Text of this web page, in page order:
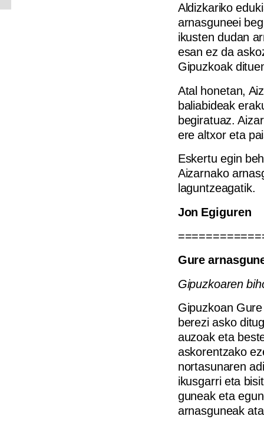
Aldizkariko
arnasguneei
ikusten dudan
esan ez da
Gipuzkoak
Atal honetan,
baliabideak
begiratuaz.
ere altxor eta
Eskertu egin
Aizarnako
laguntzeagatik.
Jon Egiguren
Gure
Gipuzkoaren
Gipuzkoan
berezi asko
auzoak eta
askorentzako
nortasunaren
ikusgarri eta
guneak eta
arnasguneak